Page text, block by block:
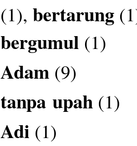
(1), bertarung
bergumul (1)
Adam (9)
tanpa upah (1)
Adi (1)